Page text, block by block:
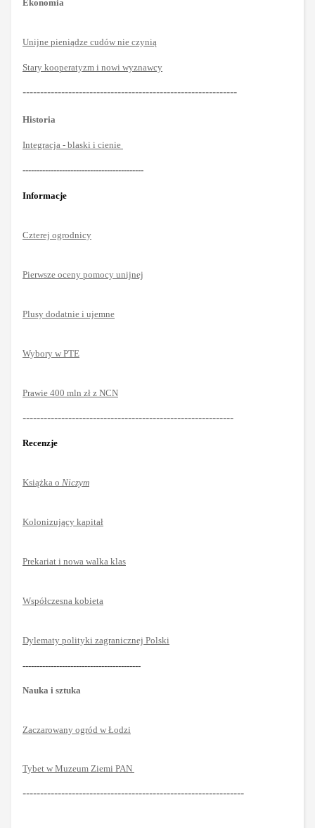
Ekonomia
Unijne pieniądze cudów nie czynią
Stary kooperatyzm i nowi wyznawcy
-------------------------------------------------------------
Historia
Integracja - blaski i cienie
-------------------------------------------
Informacje
Czterej ogrodnicy
Pierwsze oceny pomocy unijnej
Plusy dodatnie i ujemne
Wybory w PTE
Prawie 400 mln zł z NCN
------------------------------------------------------------
Recenzje
Książka o Niczym
Kolonizujący kapitał
Prekariat i nowa walka klas
Współczesna kobieta
Dylematy polityki zagranicznej Polski
------------------------------------------
Nauka i sztuka
Zaczarowany ogród w Łodzi
Tybet w Muzeum Ziemi PAN
---------------------------------------------------------------